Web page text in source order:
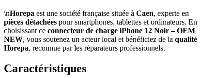
\nHorepa est une société française située à Caen, experte en
pièces détachées pour smartphones, tablettes et ordinateurs. En
choisissant ce connecteur de charge iPhone 12 Noir – OEM
NEW, vous soutenez un acteur local et bénéficiez de la qualité
Horepa, reconnue par les réparateurs professionnels.
Caractéristiques